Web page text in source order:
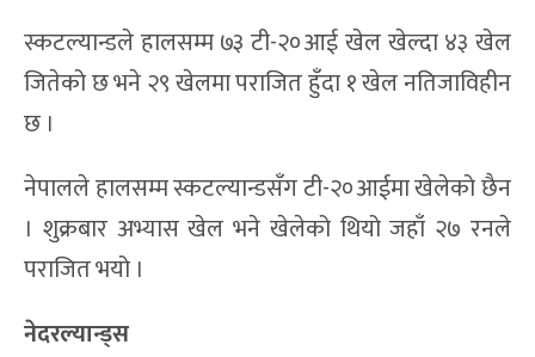
स्कटल्यान्डले हालसम्म ७३ टी-२०आई खेल खेल्दा ४३ खेल
जितेको छ भने २९ खेलमा पराजित हुँदा १ खेल नतिजाविहीन
छ ।
नेपालले हालसम्म स्कटल्यान्डसँग टी-२०आईमा खेलेको छैन
। शुक्रबार अभ्यास खेल भने खेलेको थियो जहाँ २७ रनले
पराजित भयो ।
नेदरल्यान्ड्स